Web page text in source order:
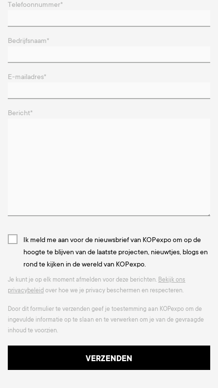
Telefoonnummer*
Bedrijfsnaam*
E-mailadres*
Bericht*
Ik meld me aan voor de nieuwsbrief van KOPexpo om op de
hoogte te blijven van de laatste projecten, nieuwtjes, blogs en
rond te kijken in de wereld van KOPexpo.
Je kunt je op elk moment afmelden voor deze berichten. Bekijk ons
privacybeleid over hoe we je privacy beschermen en respecteren.
Door dit formulier te verzenden geef je toestemming aan KOPexpo om de
ingevulde informatie op te slaan en te verwerken om je van de gevraagde
inhoud te voorzien.